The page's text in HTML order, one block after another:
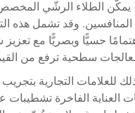
يمكّن الطلاء الرشّي
وقد تشمل هذه
حسيًّا وبصريًّا مع تعزيز
سطحية ترفع من
للعلامات التجارية
العناية الفاخرة تشطيبات